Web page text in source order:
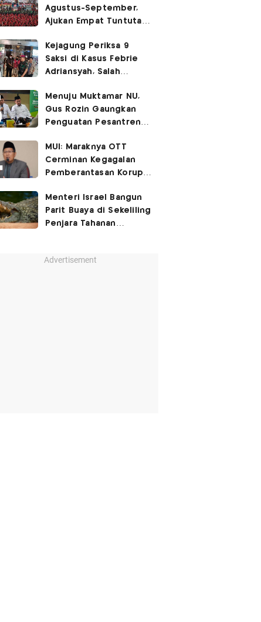
Agustus-September,
Ajukan Empat Tuntutan
Kejagung Periksa 9
Saksi di Kasus Febrie
Adriansyah, Salah
Menuju Muktamar NU,
Gus Rozin Gaungkan
Penguatan Pesantren
MUI: Maraknya OTT
Cerminan Kegagalan
Pemberantasan Korupsi
Menteri Israel Bangun
Parit Buaya di Sekeliling
Penjara Tahanan
Advertisement